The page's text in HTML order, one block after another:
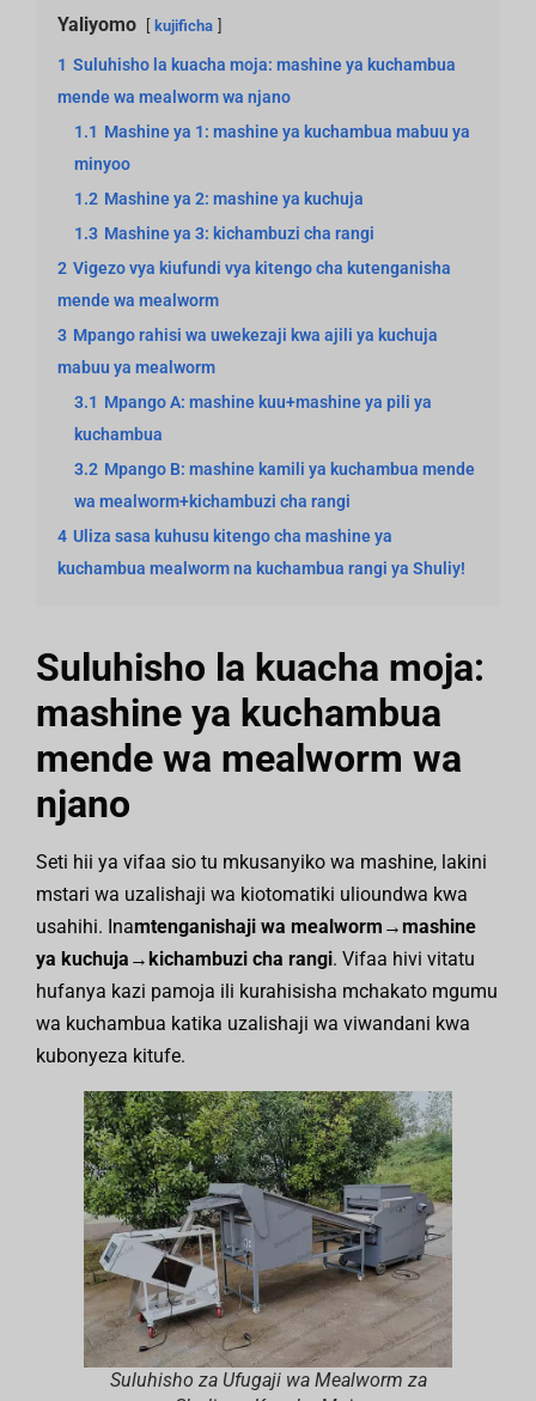
Yaliyomo kujificha
1 Suluhisho la kuacha moja: mashine ya kuchambua
mende wa mealworm wa njano
1.1 Mashine ya 1: mashine ya kuchambua mabuu ya
minyoo
1.2 Mashine ya 2: mashine ya kuchuja
1.3 Mashine ya 3: kichambuzi cha rangi
2 Vigezo vya kiufundi vya kitengo cha kutenganisha
mende wa mealworm
3 Mpango rahisi wa uwekezaji kwa ajili ya kuchuja
mabuu ya mealworm
3.1 Mpango A: mashine kuu+mashine ya pili ya
kuchambua
3.2 Mpango B: mashine kamili ya kuchambua mende
wa mealworm+kichambuzi cha rangi
4 Uliza sasa kuhusu kitengo cha mashine ya
kuchambua mealworm na kuchambua rangi ya Shuliy!
Suluhisho la kuacha moja:
mashine ya kuchambua
mende wa mealworm wa
njano
Seti hii ya vifaa sio tu mkusanyiko wa mashine, lakini
mstari wa uzalishaji wa kiotomatiki ulioundwa kwa
usahihi. Inamtenganishaji wa mealworm→mashine
ya kuchuja→kichambuzi cha rangi. Vifaa hivi vitatu
hufanya kazi pamoja ili kurahisisha mchakato mgumu
wa kuchambua katika uzalishaji wa viwandani kwa
kubonyeza kitufe.
Suluhisho za Ufugaji wa Mealworm za